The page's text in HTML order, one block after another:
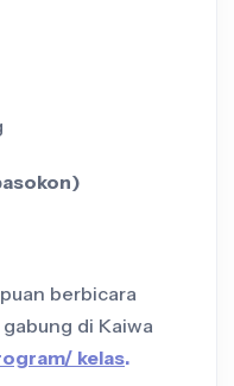
berbicara
di Kaiwa
kelas.